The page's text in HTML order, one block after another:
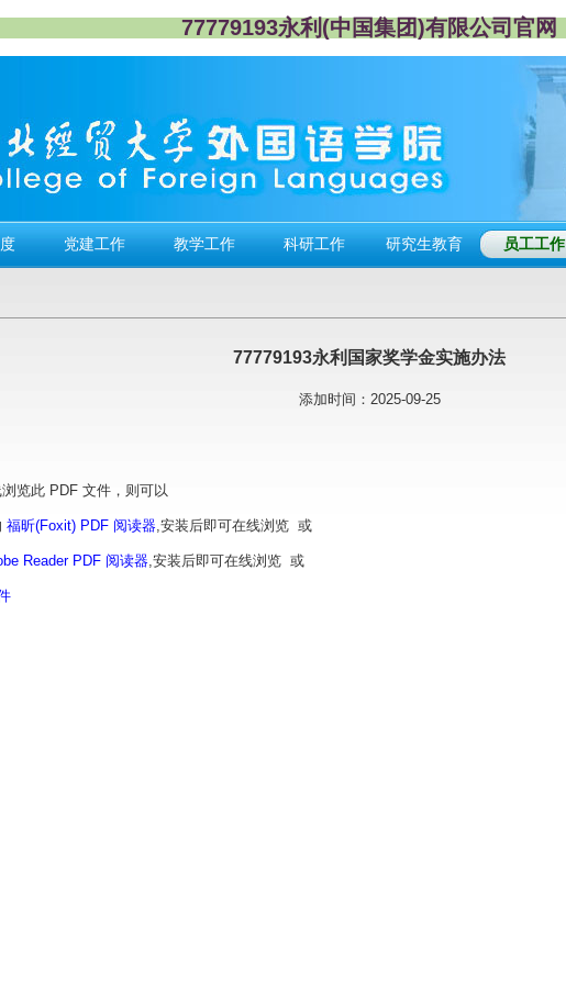
77779193永利(中国集团)有限公司官网
党建工作 教学工作 科研工作 研究生教育 员工工作
77779193永利​国家奖学金实施办法
添加时间： 2025-09-25
览此 PDF 文件，则可以
福昕(Foxit) PDF 阅读器,安装后即可在线浏览 或
Reader PDF 阅读器,安装后即可在线浏览 或